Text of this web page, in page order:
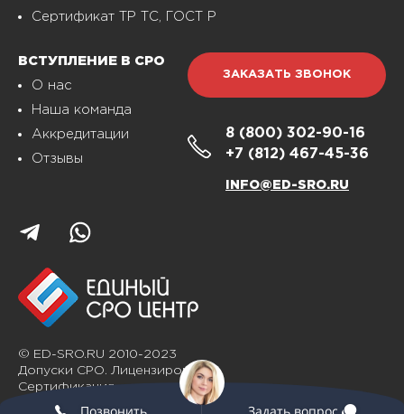
Сертификат ТР ТС, ГОСТ Р
ВСТУПЛЕНИЕ В СРО
О нас
Наша команда
Аккредитации
Отзывы
ЗАКАЗАТЬ ЗВОНОК
8 (800) 302-90-16
+7 (812) 467-45-36
INFO@ED-SRO.RU
© ED-SRO.RU 2010-2023
Допуски СРО. Лицензирование.
Сертификация